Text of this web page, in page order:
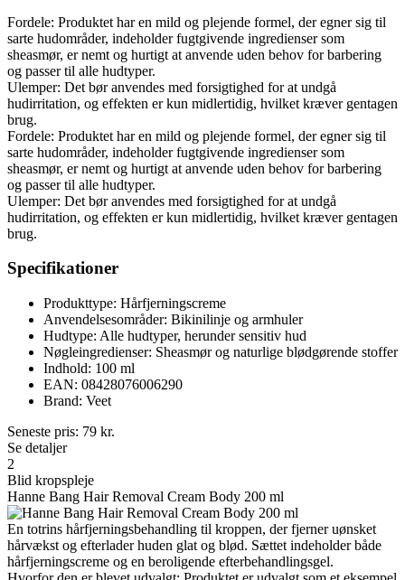
Fordele: Produktet har en mild og plejende formel, der egner sig til
sarte hudområder, indeholder fugtgivende ingredienser som
sheasmør, er nemt og hurtigt at anvende uden behov for barbering
og passer til alle hudtyper.
Ulemper: Det bør anvendes med forsigtighed for at undgå
hudirritation, og effekten er kun midlertidig, hvilket kræver gentagen
brug.
Fordele: Produktet har en mild og plejende formel, der egner sig til
sarte hudområder, indeholder fugtgivende ingredienser som
sheasmør, er nemt og hurtigt at anvende uden behov for barbering
og passer til alle hudtyper.
Ulemper: Det bør anvendes med forsigtighed for at undgå
hudirritation, og effekten er kun midlertidig, hvilket kræver gentagen
brug.
Specifikationer
Produkttype: Hårfjerningscreme
Anvendelsesområder: Bikinilinje og armhuler
Hudtype: Alle hudtyper, herunder sensitiv hud
Nøgleingredienser: Sheasmør og naturlige blødgørende stoffer
Indhold: 100 ml
EAN: 08428076006290
Brand: Veet
Seneste pris: 79 kr.
Se detaljer
2
Blid kropspleje
Hanne Bang Hair Removal Cream Body 200 ml
En totrins hårfjerningsbehandling til kroppen, der fjerner uønsket
hårvækst og efterlader huden glat og blød. Sættet indeholder både
hårfjerningscreme og en beroligende efterbehandlingsgel.